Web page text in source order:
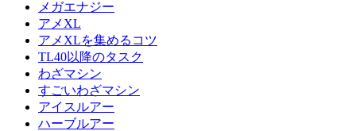
メガエナジー
アメXL
アメXLを集めるコツ
TL40以降のタスク
わざマシン
すごいわざマシン
アイスルアー
ハーブルアー